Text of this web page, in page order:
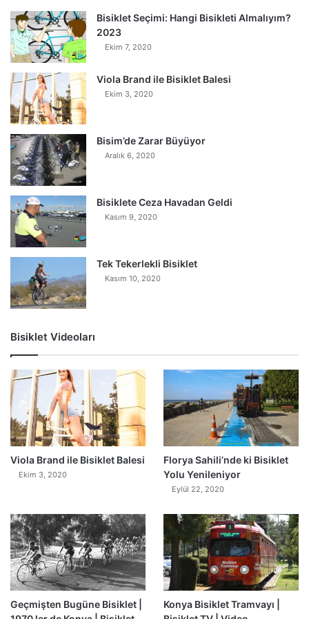
Bisiklet Seçimi: Hangi Bisikleti Almalıyım?
2023
Ekim 7, 2020
Viola Brand ile Bisiklet Balesi
Ekim 3, 2020
Bisim’de Zarar Büyüyor
Aralık 6, 2020
Bisiklete Ceza Havadan Geldi
Kasım 9, 2020
Tek Tekerlekli Bisiklet
Kasım 10, 2020
Bisiklet Videoları
Viola Brand ile Bisiklet Balesi
Ekim 3, 2020
0
Florya Sahili’nde ki Bisiklet
Yolu Yenileniyor
Eylül 22, 2020
Geçmişten Bugüne Bisiklet |
Konya Bisiklet Tramvayı |